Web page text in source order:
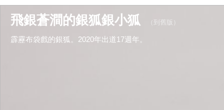
飛銀蒼澗的銀狐銀小狐 （ 到舊版 ）
霹靂布袋戲的銀狐。2020年出道17週年。